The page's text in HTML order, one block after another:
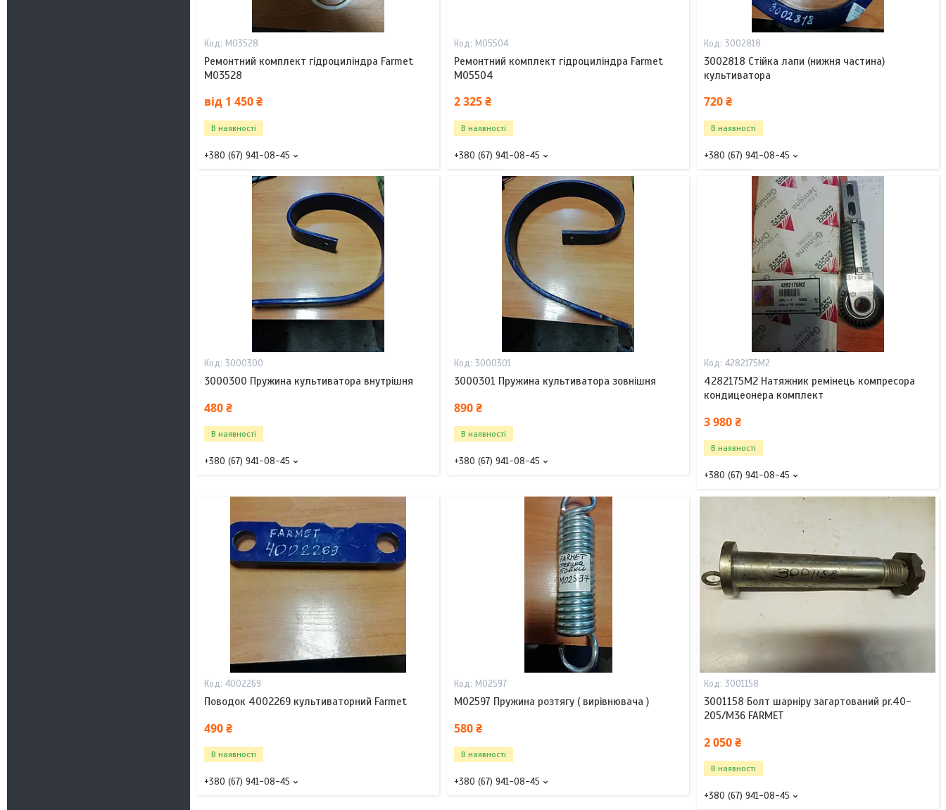
M03528
Ремонтний комплект гідроциліндра Farmet
M03528
від 1 450 ₴
В наявності
+380 (67) 941-08-45
M05504
Ремонтний комплект гідроциліндра Farmet
M05504
2 325 ₴
В наявності
+380 (67) 941-08-45
3002818
3002818 Стійка лапи (нижня частина)
культиватора
720 ₴
В наявності
+380 (67) 941-08-45
3000300
3000300 Пружина культиватора внутрішня
480 ₴
В наявності
+380 (67) 941-08-45
3000301
3000301 Пружина культиватора зовнішня
890 ₴
В наявності
+380 (67) 941-08-45
4282175M2
4282175M2 Натяжник ремінець компресора
кондицеонера комплект
3 980 ₴
В наявності
+380 (67) 941-08-45
4002269
Поводок 4002269 культиваторний Farmet
490 ₴
В наявності
+380 (67) 941-08-45
M02597
M02597 Пружина розтягу ( вирівнювача )
580 ₴
В наявності
+380 (67) 941-08-45
3001158
3001158 Болт шарніру загартований pr.40-
205/M36 FARMET
2 050 ₴
В наявності
+380 (67) 941-08-45